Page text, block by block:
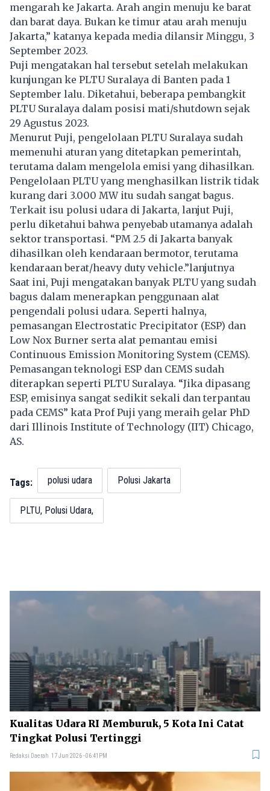
mengarah ke Jakarta. Arah angin menuju ke barat
dan barat daya. Bukan ke timur atau arah menuju
Jakarta,” katanya kepada media dilansir Minggu, 3
September 2023.
Puji mengatakan hal tersebut setelah melakukan
kunjungan ke PLTU Suralaya di Banten pada 1
September lalu. Diketahui, beberapa pembangkit
PLTU Suralaya dalam posisi mati/shutdown sejak
29 Agustus 2023.
Menurut Puji, pengelolaan PLTU Suralaya sudah
memenuhi aturan yang ditetapkan pemerintah,
terutama dalam mengelola emisi yang dihasilkan.
Pengelolaan PLTU yang menghasilkan listrik tidak
kurang dari 3.000 MW itu sudah sangat bagus.
Terkait isu polusi udara di Jakarta, lanjut Puji,
perlu diketahui bahwa penyebab utamanya adalah
sektor transportasi. “PM 2.5 di Jakarta banyak
dihasilkan oleh kendaraan bermotor, terutama
kendaraan berat/heavy duty vehicle.”lanjutnya
Saat ini, Puji mengatakan banyak PLTU yang sudah
bagus dalam menerapkan penggunaan alat
pengendali polusi udara. Seperti halnya,
pemasangan Electrostatic Precipitator (ESP) dan
Low Nox Burner serta alat pemantau emisi
Continuous Emission Monitoring System (CEMS).
Pemasangan teknologi ESP dan CEMS sudah
diterapkan seperti PLTU Suralaya. “Jika dipasang
ESP, emisinya sangat sedikit sekali dan terpantau
pada CEMS” kata Prof Puji yang meraih gelar PhD
dari Illinois Institute of Technology (IIT) Chicago,
AS.
Tags: polusi udara Polusi Jakarta
PLTU, Polusi Udara,
Kualitas Udara RI Memburuk, 5 Kota Ini Catat
Tingkat Polusi Tertinggi
Redaksi Daerah 17 Jun 2026 - 06:41PM